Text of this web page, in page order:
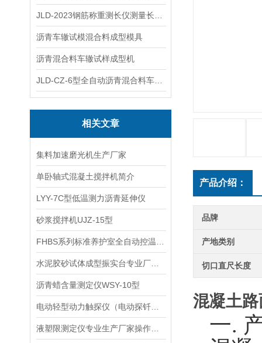
沥青车辙试模混合料成型模具
沥青混合料车辙试样成型机
相关文章
集料加速磨光机生产厂家
单卧轴式混凝土搅拌机简介
LYY-7C型低温测力沥青延伸仪
砂浆搅拌机UJZ-15型
沥青蜡含量测定仪WSY-10型
产品介绍：
品牌
产地类别
切口直尺长度
混凝土
一.